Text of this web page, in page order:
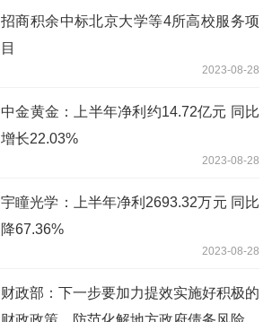
招商积余中标北京大学等4所高校服务项
目
2023-08-28
中金黄金：上半年净利约14.72亿元 同比
增长22.03%
2023-08-28
宇瞳光学：上半年净利2693.32万元 同比
降67.36%
2023-08-28
财政部：下一步要加力提效实施好积极的